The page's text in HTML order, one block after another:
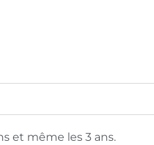
et même les 3 ans.